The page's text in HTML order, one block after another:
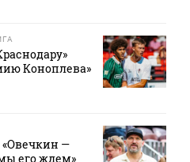
Коноплева»
«Овечкин —
его ждем»